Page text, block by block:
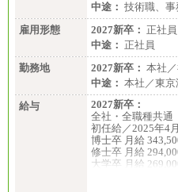
中途：
【阪急交通社】
◆正社員/総合職
月給250,000円～
～(※3)、239,000
・月給は一律地域
（※1…36,000円
※4…25,000円、
・試用期間中も給
◆正社員/基幹職
〈東京・神奈川〉
月給209,000 円～
〈愛知〉月給
・一律地域手当な
・試用期間中も
中途： 技術職、事
雇用形態
2027新卒： 正社員
中途： 正社員
勤務地
2027新卒： 本社
中途： 本社／東
給与
2027新卒：
全社・全職種共通
初任給／2025年4
博士卒 月給
修士卒 月給
大学卒 月給
※試用期間の給与